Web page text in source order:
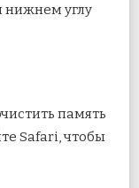
нижнем углу
память
Safari, чтобы